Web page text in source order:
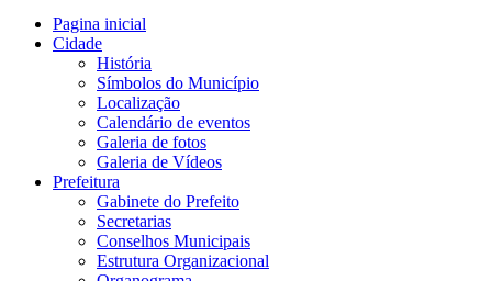
Pagina inicial
Cidade
História
Símbolos do Município
Localização
Calendário de eventos
Galeria de fotos
Galeria de Vídeos
Prefeitura
Gabinete do Prefeito
Secretarias
Conselhos Municipais
Estrutura Organizacional